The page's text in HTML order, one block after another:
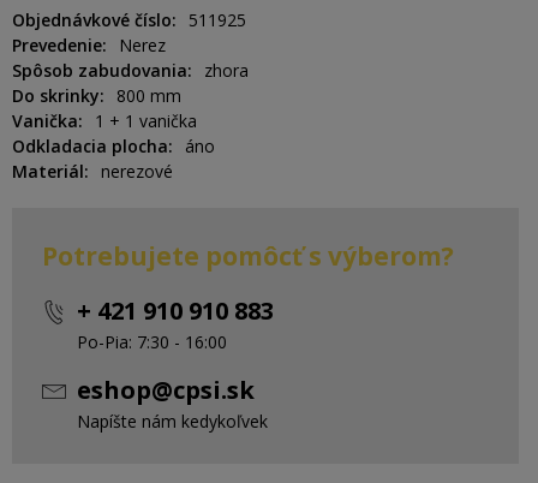
Objednávkové číslo
511925
Prevedenie
Nerez
Spôsob zabudovania
zhora
Do skrinky
800 mm
Vanička
1 + 1 vanička
Odkladacia plocha
áno
Materiál
nerezové
Potrebujete pomôcť s výberom?
+ 421 910 910 883
Po-Pia: 7:30 - 16:00
eshop@cpsi.sk
Napíšte nám kedykoľvek